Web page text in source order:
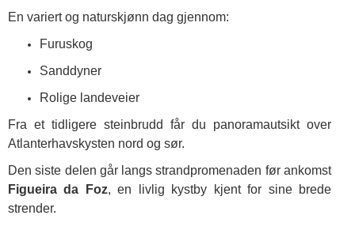
En variert og naturskjønn dag gjennom:
Furuskog
Sanddyner
Rolige landeveier
Fra et tidligere steinbrudd får du panoramautsikt over
Atlanterhavskysten nord og sør.
Den siste delen går langs strandpromenaden før ankomst
Figueira da Foz, en livlig kystby kjent for sine brede
strender.